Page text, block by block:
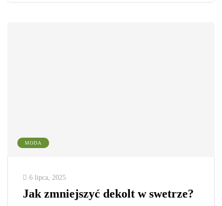
MODA
6 lipca, 2025
Jak zmniejszyć dekolt w swetrze?